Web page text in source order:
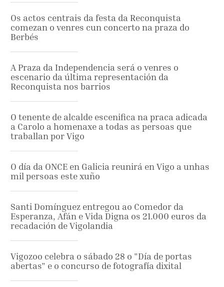
Os actos centrais da festa da Reconquista
comezan o venres cun concerto na praza do
Berbés
A Praza da Independencia será o venres o
escenario da última representación da
Reconquista nos barrios
O tenente de alcalde escenifica na praca adicada
a Carolo a homenaxe a todas as persoas que
traballan por Vigo
O día da ONCE en Galicia reunirá en Vigo a unhas
mil persoas este xuño
Santi Domínguez entregou ao Comedor da
Esperanza, Afán e Vida Digna os 21.000 euros da
recadación de Vigolandia
Vigozoo celebra o sábado 28 o "Día de portas
abertas" e o concurso de fotografía dixital